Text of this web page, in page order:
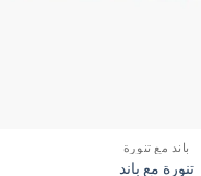
باند مع تنورة
تنورة مع باند